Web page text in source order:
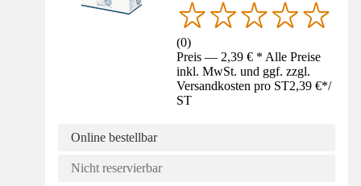
(0)
Preis — 2,39 € * Alle Preise
inkl. MwSt. und ggf. zzgl.
Versandkosten pro ST2,39 €*/
ST
Online bestellbar
Nicht reservierbar